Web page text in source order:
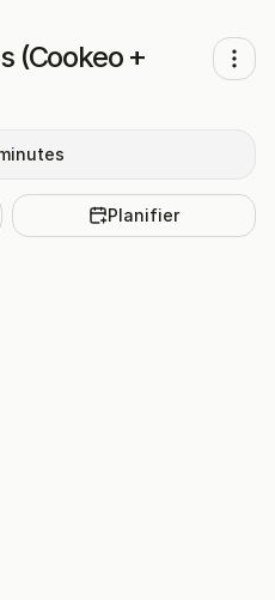
(Cookeo +
Planifier